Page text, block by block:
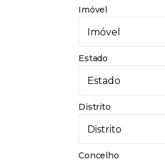
Imóvel
Estado
Distrito
Concelho